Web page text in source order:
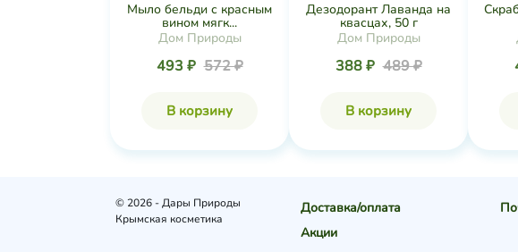
Мыло бельди с красным
вином мягк...
Дом Природы
493 ₽ 572 ₽
В корзину
Дезодорант Лаванда на
квасцах, 50 г
Дом Природы
388 ₽ 489 ₽
В корзину
© 2026 - Дары Природы
Крымская косметика
Доставка/оплата
Акции